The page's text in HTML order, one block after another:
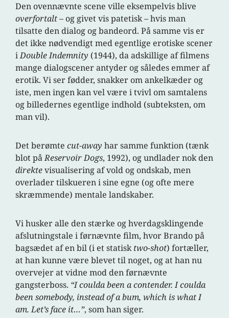
Den ovennævnte scene ville eksempelvis blive
overfortalt– og givet vis patetisk – hvis man
tilsatte den dialog og bandeord. På samme vis er
det ikke nødvendigt med egentlige erotiske scener
iDouble Indemnity (1944), da adskillige af filmens
mange dialogscener antyder og således emmer af
erotik. Vi ser fødder, snakker om ankelkæder og
iste, men ingen kan vel være i tvivl om samtalens
og billedernes egentlige indhold (subteksten, om
man vil).
Det berømtecut-awayhar samme funktion (tænk
blot påReservoir Dogs, 1992), og undlader nok den
direktevisualisering af vold og ondskab, men
overlader tilskueren i sine egne (og ofte mere
skræmmende) mentale landskaber.
Vi husker alle den stærke og hverdagsklingende
afslutningstale i førnævnte film, hvor Brando på
bagsædet af en bil (i et statisktwo-shot) fortæller,
at han kunne være blevet til noget, og at han nu
overvejer at vidne mod den førnævnte
gangsterboss. “I coulda been a contender. I coulda
been somebody, instead of a bum, which is what I
am. Let’s face it…”, som han siger.